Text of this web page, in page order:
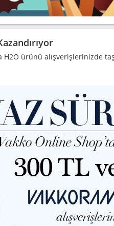
ürünü alışverişlerinizde